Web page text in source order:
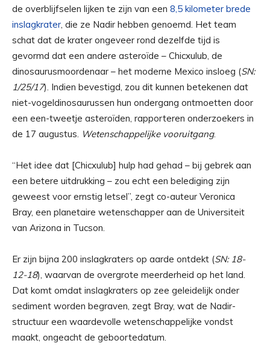
de overblijfselen lijken te zijn van een 8,5 kilometer brede
inslagkrater, die ze Nadir hebben genoemd. Het team
schat dat de krater ongeveer rond dezelfde tijd is
gevormd dat een andere asteroïde – Chicxulub, de
dinosaurusmoordenaar – het moderne Mexico insloeg (SN:
1/25/17). Indien bevestigd, zou dit kunnen betekenen dat
niet-vogeldinosaurussen hun ondergang ontmoetten door
een een-tweetje asteroïden, rapporteren onderzoekers in
de 17 augustus. Wetenschappelijke vooruitgang.
“Het idee dat [Chicxulub] hulp had gehad – bij gebrek aan
een betere uitdrukking – zou echt een belediging zijn
geweest voor ernstig letsel”, zegt co-auteur Veronica
Bray, een planetaire wetenschapper aan de Universiteit
van Arizona in Tucson.
Er zijn bijna 200 inslagkraters op aarde ontdekt (SN: 18-
12-18), waarvan de overgrote meerderheid op het land.
Dat komt omdat inslagkraters op zee geleidelijk onder
sediment worden begraven, zegt Bray, wat de Nadir-
structuur een waardevolle wetenschappelijke vondst
maakt, ongeacht de geboortedatum.